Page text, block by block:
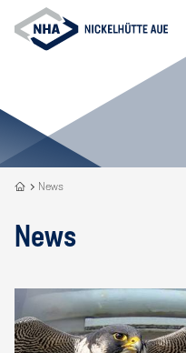
Recycling
our
DNA
News
News